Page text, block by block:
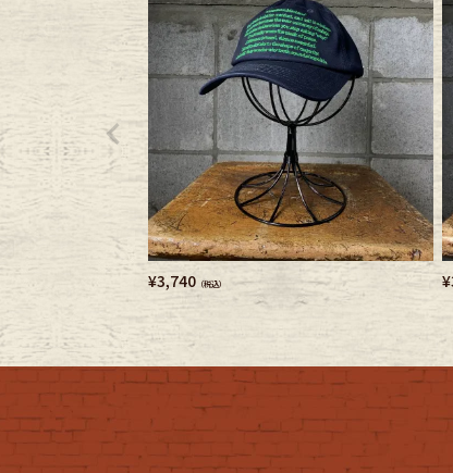
FAFATT
¥3,740 （税込） ¥